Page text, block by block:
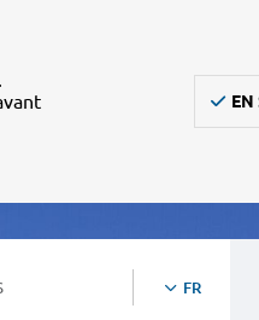
EN
FR